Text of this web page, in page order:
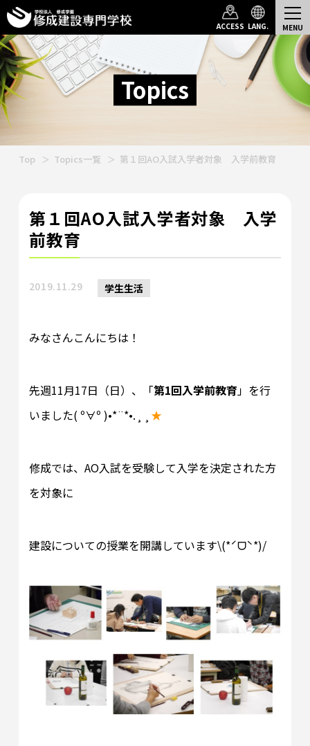
ACCESS LANG.
Topics
Top Topics一覧 第１回AO入試入学者対象 入学前教育
第１回AO入試入学者対象 入学
前教育
2019.11.29 学生生活
みなさんこんにちは！
先週11月17日（日）、「第1回入学前教育」を行
いました( º∀º )•*¨*•.¸¸ ★
修成では、AO入試を受験して入学を決定された方
を対象に
建設についての授業を開講しています\(*ˊᗜˋ*)/